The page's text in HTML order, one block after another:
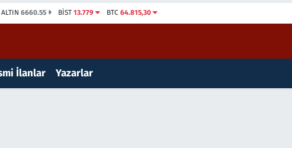
ALTIN 6660.55 BİST13.779 BTC 64.815,30
İlanlar Yazarlar